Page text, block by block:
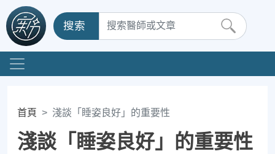
搜索
首頁 淺談「睡姿良好」的重要性
淺談「睡姿良好」的重要性